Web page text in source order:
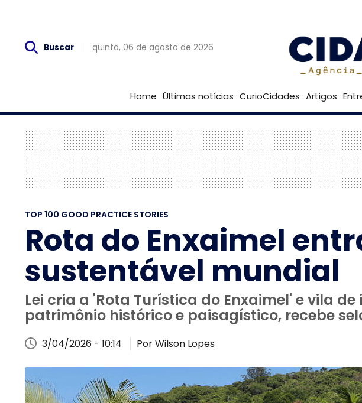
Buscar quinta, 06 de agosto de 2026
Home Últimas notícias CurioCidades Artigos
TOP 100 GOOD PRACTICE STORIES
Rota do Enxaimel
sustentável mundial
Lei cria a 'Rota Turística do Enxaimel' e vila
patrimônio histórico e paisagístico, recebe
3/04/2026 - 10:14 Por Wilson Lopes